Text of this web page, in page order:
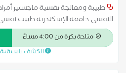
طبيبة ومعالجة نفسية ماجستير
النفسي جامعة الإسكندرية طبيب
خدمات الطبيب علاج حالات اضطرابات
المشاعر بنموذج العلاج الجدلي السلوكي
علاج اضطرابات القلق والاكتئاب
متاحة بكرة من 4:00 مساءً
الكشف